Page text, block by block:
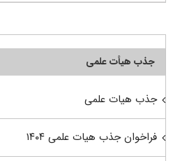
جذب هیأت علمی
جذب هیات علمی
فراخوان جذب هیات علمی ۱۴۰۴